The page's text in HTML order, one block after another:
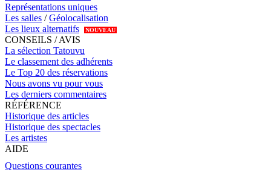
Représentations uniques
Les salles /Géolocalisation
Les lieux alternatifs
NOUVEAU
CONSEILS / AVIS
La sélection Tatouvu
Le classement des adhérents
Le Top 20 des réservations
Nous avons vu pour vous
Les derniers commentaires
RÉFÉRENCE
Historique des articles
Historique des spectacles
Les artistes
AIDE
Questions courantes